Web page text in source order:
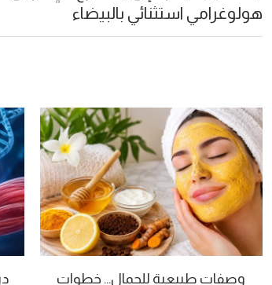
هولوغرامي استثنائي بالبيضاء
وصفات طبيعية للجمال… خطوات